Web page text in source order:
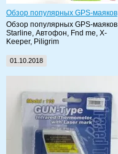
Обзор популярных GPS-маяков
Обзор популярных GPS-маяков
Starline, Автофон, Fnd me, X-
Keeper, Piligrim
01.10.2018